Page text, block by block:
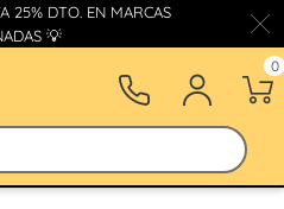
25% DTO. EN MARCAS
💡
0